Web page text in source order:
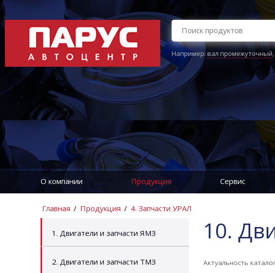
Например:вал промежуточный,
О компании Продукция Сервис
Главная / Продукция / 4. Запчасти УРАЛ
1. Двигатели и запчасти ЯМЗ
2. Двигатели и запчасти ТМЗ
10.
Актуальность